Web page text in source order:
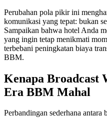
Perubahan pola pikir ini
komunikasi yang tepat: bukan
Sampaikan bahwa hotel Anda
yang ingin tetap menikmati
terbebani peningkatan biaya
BBM.
Kenapa Broadcast
Era BBM Mahal
Perbandingan sederhana antara